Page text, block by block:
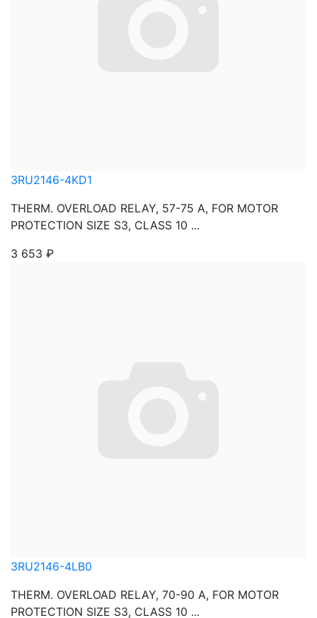
3RU2146-4KD1
THERM. OVERLOAD RELAY, 57-75 A, FOR MOTOR
PROTECTION SIZE S3, CLASS 10 ...
3 653 ₽
3RU2146-4LB0
THERM. OVERLOAD RELAY, 70-90 A, FOR MOTOR
PROTECTION SIZE S3, CLASS 10 ...